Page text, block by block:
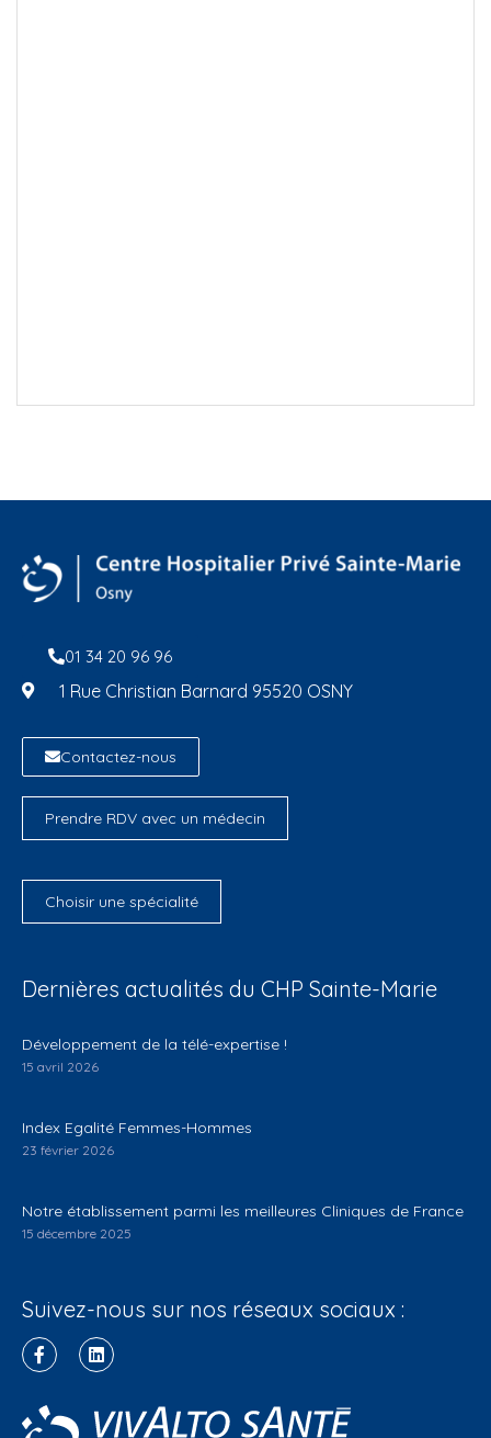
01 34 20 96 96
1 Rue Christian Barnard 95520 OSNY
Contactez-nous
Prendre RDV avec un médecin
Choisir une spécialité
Dernières actualités du CHP Sainte-Marie
Développement de la télé-expertise !
15 avril 2026
Index Egalité Femmes-Hommes
23 février 2026
Notre établissement parmi les meilleures Cliniques de France
15 décembre 2025
Suivez-nous sur nos réseaux sociaux :